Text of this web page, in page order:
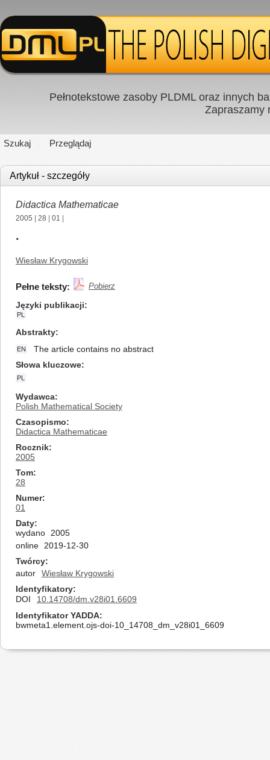
Pełnotekstowe zasoby PLDML oraz innych
Zapraszamy
Szukaj Przeglądaj
Artykuł - szczegóły
Didactica Mathematicae
2005 28 01
.
Wiesław Krygowski
Pełne teksty: Pobierz
Języki publikacji
PL
Abstrakty
EN
The article contains no abstract
Słowa kluczowe
PL
Wydawca
Polish Mathematical Society
Czasopismo
Didactica Mathematicae
Rocznik
2005
Tom
28
Numer
01
Daty
wydano
2005
online
2019-12-30
Twórcy
autor
Wiesław Krygowski
Identyfikatory
DOI
10.14708/dm.v28i01.6609
Identyfikator YADDA
bwmeta1.element.ojs-doi-10_14708_dm_v28i01_6609